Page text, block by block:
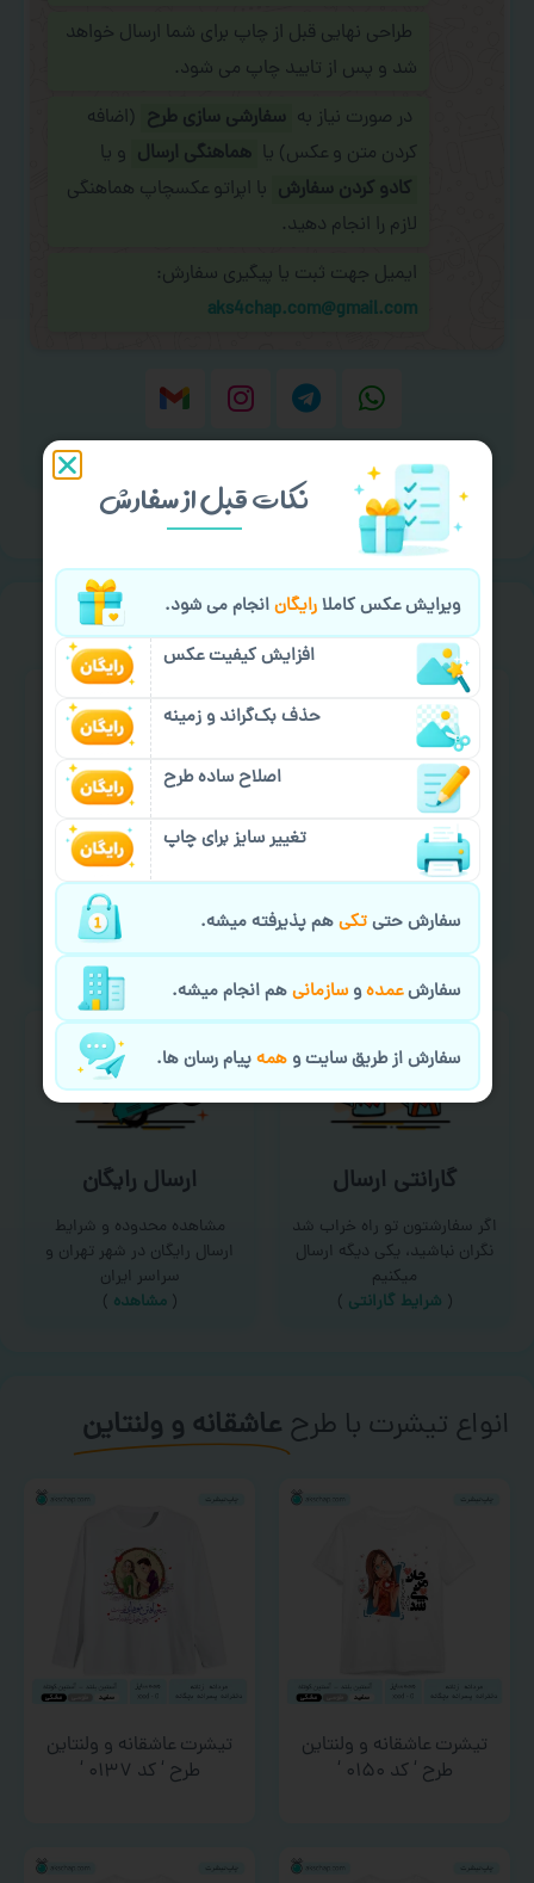
طراحی نهایی قبل از چاپ برای شما ارسال خواهد
شد و پس از تایید چاپ می شود.
در صورت نیاز به سفارشی سازی طرح (اضافه
کردن متن و عکس) یا هماهنگی ارسال و یا
کادو کردن سفارش با اپراتو عکسچاپ هماهنگی
لازم را انجام دهید.
ایمیل جهت ثبت یا پیگیری سفارش:
aks4chap.com@gmail.com
خیالت راحت ازسفارش گیری
سفارش گیری آنلاین
امکان سفارش از طریق چت و
سایت با پشتیبانی آنلاین
(تماس با ما‌ )
چاپ عمده و فوری
برای درخواست خدمات چاپ
عمده و فوری با ما تماس
بگیرید
(تماس با ما)
گارانتی ارسال
اگر سفارشتون تو راه خراب شد
نگران نباشید، یکی دیگه ارسال
میکنیم
( شرایط گارانتی )
ارسال رایگان
مشاهده محدوده و شرایط
ارسال رایگان در شهر تهران و
سراسر ایران
(مشاهده )
انواع تیشرت با طرح عاشقانه و ولنتاین
تیشرت عاشقانه و ولنتاین
طرح ‘ کد ۰۱۵۰ ‘
تیشرت عاشقانه و ولنتاین
طرح ‘ کد ۰۱۳۷ ‘
نکات قبل از سفارش
ویرایش عکس کاملارایگانانجام می شود.
افزایش کیفیت عکس
حذف بک‌گراند و زمینه
اصلاح ساده طرح
تغییر سایز برای چاپ
سفارش حتیتکیهم پذیرفته میشه.
سفارشعمدهوسازمانیهم انجام میشه.
سفارش از طریق سایت وهمهپیام رسان ها.